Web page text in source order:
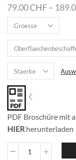
79.00CHF–
PDF Broschüre mit
HIER herunterladen
Brice